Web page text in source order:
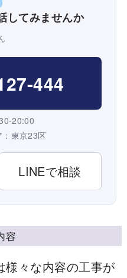
してみませんか
444
20:00
東京23区
LINEで相談
容
様々な内容の工事が